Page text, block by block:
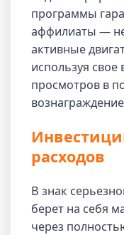
программы
аффилиаты —
активные
используя
просмотров в
расходов
В знак
берет на себя
через